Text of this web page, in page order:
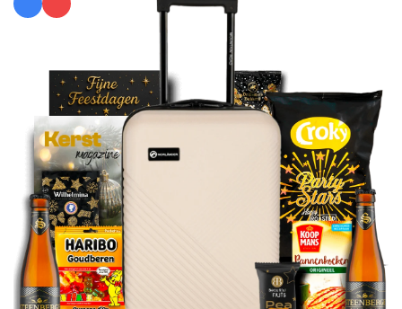
€50 tot €55
€55 tot €75
€75 tot €100
€100 en hoger
Alle kerstpakketten 2026
Thema